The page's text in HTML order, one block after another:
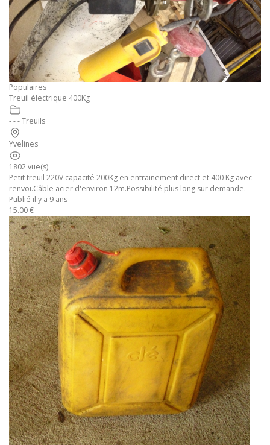
Populaires
Treuil électrique 400Kg
- - - Treuils
Yvelines
1802 vue(s)
Petit treuil 220V capacité 200Kg en entrainement direct et 400 Kg avec
renvoi.Câble acier d'environ 12m.Possibilité plus long sur demande.
Publié il y a 9 ans
15.00 €